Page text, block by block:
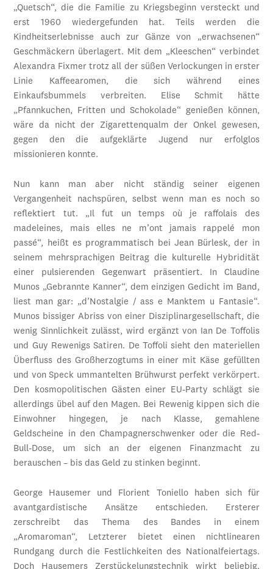
„Quetsch“, die die Familie zu Kriegsbeginn versteckt und
erst 1960 wiedergefunden hat. Teils werden die
Kindheitserlebnisse auch zur Gänze von „erwachsenen“
Geschmäckern überlagert. Mit dem „Kleeschen“ verbindet
Alexandra Fixmer trotz all der süßen Verlockungen in erster
Linie Kaffeearomen, die sich während eines
Einkaufsbummels verbreiten. Elise Schmit hätte
„Pfannkuchen, Fritten und Schokolade“ genießen können,
wäre da nicht der Zigarettenqualm der Onkel gewesen,
gegen den die aufgeklärte Jugend nur erfolglos
missionieren konnte.
Nun kann man aber nicht ständig seiner eigenen
Vergangenheit nachspüren, selbst wenn man es noch so
reflektiert tut. „Il fut un temps où je raffolais des
madeleines, mais elles ne m’ont jamais rappelé mon
passé“, heißt es programmatisch bei Jean Bürlesk, der in
seinem mehrsprachigen Beitrag die kulturelle Hybridität
einer pulsierenden Gegenwart präsentiert. In Claudine
Munos „Gebrannte Kanner“, dem einzigen Gedicht im Band,
liest man gar: „d’Nostalgie / ass e Manktem u Fantasie“.
Munos bissiger Abriss von einer Disziplinargesellschaft, die
wenig Sinnlichkeit zulässt, wird ergänzt von Ian De Toffolis
und Guy Rewenigs Satiren. De Toffoli sieht den materiellen
Überfluss des Großherzogtums in einer mit Käse gefüllten
und von Speck ummantelten Brühwurst perfekt verkörpert.
Den kosmopolitischen Gästen einer EU-Party schlägt sie
allerdings übel auf den Magen. Bei Rewenig kippen sich die
Einwohner hingegen, je nach Klasse, gemahlene
Geldscheine in den Champagnerschwenker oder die Red-
Bull-Dose, um sich an der eigenen Finanzmacht zu
berauschen – bis das Geld zu stinken beginnt.
George Hausemer und Florient Toniello haben sich für
avantgardistische Ansätze entschieden. Ersterer
zerschreibt das Thema des Bandes in einem
„Aromaroman“, Letzterer bietet einen nichtlinearen
Rundgang durch die Festlichkeiten des Nationalfeiertags.
Doch Hausemers Zerstückelungstechnik wirkt beliebig,